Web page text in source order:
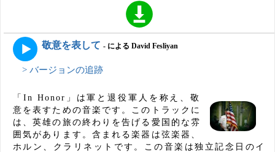
敬意を表して - による David Fesliyan
> バージョンの追跡
「In Honor」は軍と退役軍人を称え、敬
意を表すための音楽です。このトラックに
は、英雄の旅の終わりを告げる愛国的な雰
囲気があります。含まれる楽器は弦楽器、
ホルン、クラリネットです。この音楽は独立記念日のイ